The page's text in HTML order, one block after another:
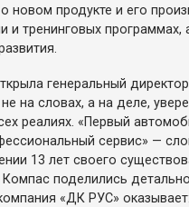
продукте и его
и тренинговых
генеральный
на словах, а на деле,
реалиях. «Первый
сервис» —
13 лет своего
Компас поделились
«ДК РУС»